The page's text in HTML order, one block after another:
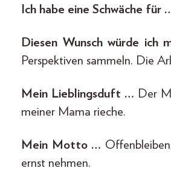
Ich habe eine Schwäche für
Diesen Wunsch würde ich
Perspektiven sammeln. Die
Mein Lieblingsduft … Der
meiner Mama rieche.
Mein Motto …
ernst nehmen.